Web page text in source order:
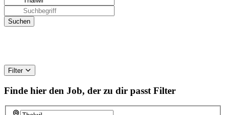
Filter
Finde hier den Job, der zu dir passt Filter